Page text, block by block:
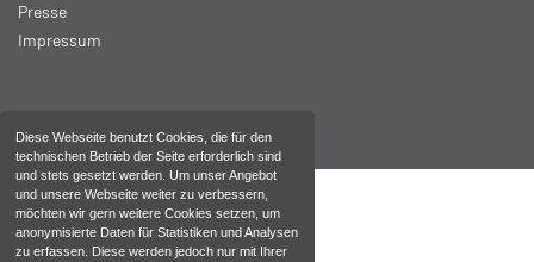
Diese Webseite benutzt Cookies, die für den
technischen Betrieb der Seite erforderlich sind
und stets gesetzt werden. Um unser Angebot
und unsere Webseite weiter zu verbessern,
möchten wir gern weitere Cookies setzen, um
anonymisierte Daten für Statistiken und Analysen
zu erfassen. Diese werden jedoch nur mit Ihrer
Presse
Impressum